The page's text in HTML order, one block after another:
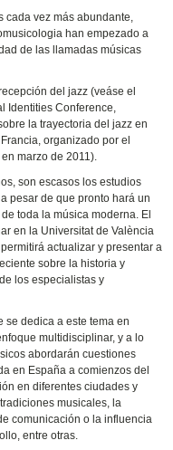
vez más abundante,
han empezado a
de las llamadas músicas
del jazz (veáse el
Identities Conference,
la trayectoria del jazz en
organizado por el
marzo de 2011).
son escasos los estudios
pesar de que pronto hará un
toda la música moderna. El
en la Universitat de València
actualizar y presentar a
sobre la historia y
los especialistas y
se dedica a este tema en
multidisciplinar, y a lo
abordarán cuestiones
en España a comienzos del
en diferentes ciudades y
musicales, la
comunicación o la influencia
entre otras.